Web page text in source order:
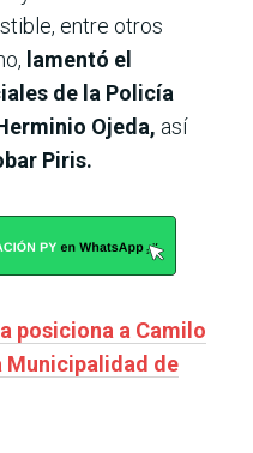
entre otros
lamentó el
de la Policía
Ojeda, así
Piris.
posiciona a Camilo
Municipalidad de